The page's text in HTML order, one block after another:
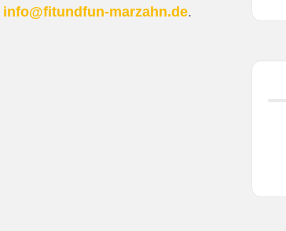
info@fitundfun-marzahn.de.